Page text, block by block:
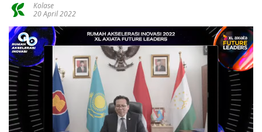
Kolase
20 April 2022